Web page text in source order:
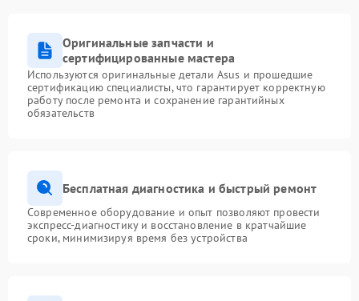
Оригинальные запчасти и
сертифицированные мастера
Используются оригинальные детали Asus и прошедшие
сертификацию специалисты, что гарантирует корректную
работу после ремонта и сохранение гарантийных
обязательств
Бесплатная диагностика и быстрый ремонт
Современное оборудование и опыт позволяют провести
экспресс-диагностику и восстановление в кратчайшие
сроки, минимизируя время без устройства